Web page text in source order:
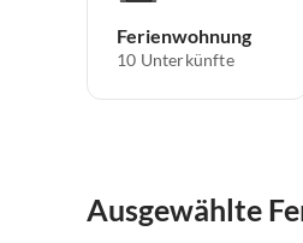
Ferienwohnung
10 Unterkünfte
Ausgewählte